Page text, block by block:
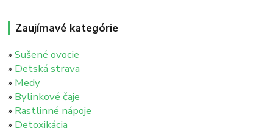
Zaujímavé kategórie
»Sušené ovocie
» Detská strava
» Medy
» Bylinkové čaje
» Rastlinné nápoje
» Detoxikácia